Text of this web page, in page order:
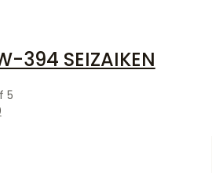
394 SEIZAIKEN
5